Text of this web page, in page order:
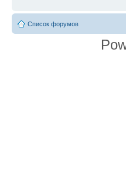
Список форумов